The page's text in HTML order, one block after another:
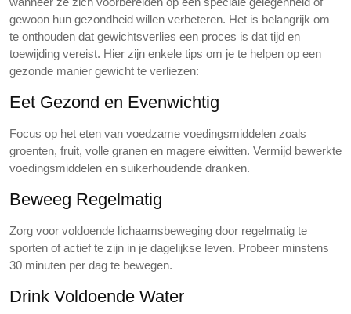
gewoon hun gezondheid willen verbeteren. Het is belangrijk om
te onthouden dat gewichtsverlies een proces is dat tijd en
toewijding vereist. Hier zijn enkele tips om je te helpen op een
gezonde manier gewicht te verliezen:
Eet Gezond en Evenwichtig
Focus op het eten van voedzame voedingsmiddelen zoals
groenten, fruit, volle granen en magere eiwitten. Vermijd bewerkte
voedingsmiddelen en suikerhoudende dranken.
Beweeg Regelmatig
Zorg voor voldoende lichaamsbeweging door regelmatig te
sporten of actief te zijn in je dagelijkse leven. Probeer minstens
30 minuten per dag te bewegen.
Drink Voldoende Water